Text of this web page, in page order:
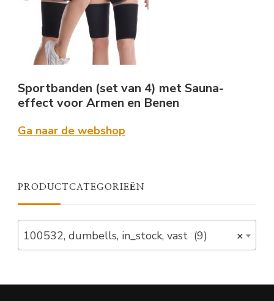
Sportbanden (set van 4) met Sauna-
effect voor Armen en Benen
Ga naar de webshop
PRODUCTCATEGORIEËN
×
100532, dumbells, in_stock, vast (9)